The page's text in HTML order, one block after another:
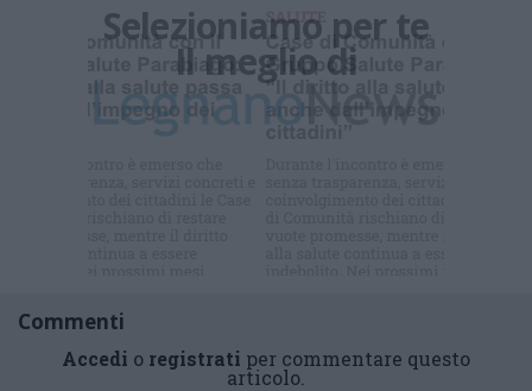
Selezioniamo per te
Il meglio di
Commenti
Accedi o registrati per commentare questo
articolo.